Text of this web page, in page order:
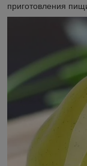
приготовления